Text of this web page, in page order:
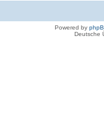
Powered by
Deutsche